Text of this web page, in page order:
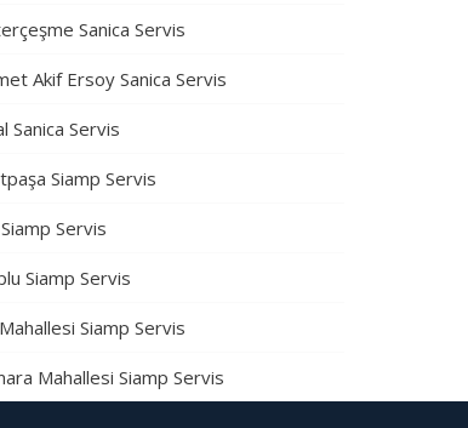
Sanica Servis
Akif Ersoy Sanica Servis
Sanica Servis
Siamp Servis
Servis
Siamp Servis
Siamp Servis
Mahallesi Siamp Servis